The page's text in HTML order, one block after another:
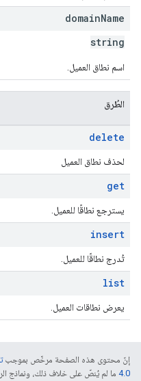
domainName
string
اسم نطاق العميل.
الطُرق
delete
لحذف نطاق العميل
get
يسترجع نطاقًا للعميل.
insert
تُدرج نطاقًا للعميل.
list
يعرض نطاقات العميل.
إنّ محتوى هذه الصفحة مرخّص بموجب
4.0‏ ما لم يُنصّ على خلاف ذلك، ونماذج